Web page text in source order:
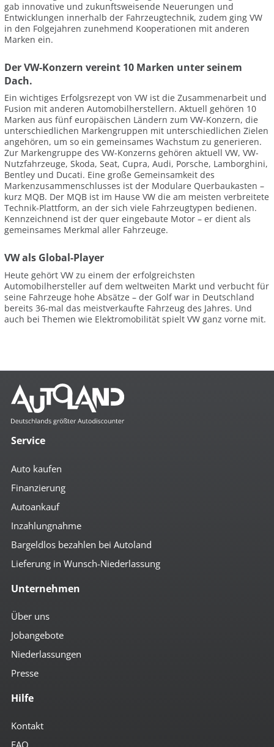
gab innovative und zukunftsweisende Neuerungen und
Entwicklungen innerhalb der Fahrzeugtechnik, zudem ging VW
in den Folgejahren zunehmend Kooperationen mit anderen
Marken ein.
Der VW-Konzern vereint 10 Marken unter seinem
Dach.
Ein wichtiges Erfolgsrezept von VW ist die Zusammenarbeit und
Fusion mit anderen Automobilherstellern. Aktuell gehören 10
Marken aus fünf europäischen Ländern zum VW-Konzern, die
unterschiedlichen Markengruppen mit unterschiedlichen Zielen
angehören, um so ein gemeinsames Wachstum zu generieren.
Zur Markengruppe des VW-Konzerns gehören aktuell VW, VW-
Nutzfahrzeuge, Skoda, Seat, Cupra, Audi, Porsche, Lamborghini,
Bentley und Ducati. Eine große Gemeinsamkeit des
Markenzusammenschlusses ist der Modulare Querbaukasten –
kurz MQB. Der MQB ist im Hause VW die am meisten verbreitete
Technik-Plattform, an der sich viele Fahrzeugtypen bedienen.
Kennzeichnend ist der quer eingebaute Motor – er dient als
gemeinsames Merkmal aller Fahrzeuge.
VW als Global-Player
Heute gehört VW zu einem der erfolgreichsten
Automobilhersteller auf dem weltweiten Markt und verbucht für
seine Fahrzeuge hohe Absätze – der Golf war in Deutschland
bereits 36-mal das meistverkaufte Fahrzeug des Jahres. Und
auch bei Themen wie Elektromobilität spielt VW ganz vorne mit.
Service
Auto kaufen
Finanzierung
Autoankauf
Inzahlungnahme
Bargeldlos bezahlen bei Autoland
Lieferung in Wunsch-Niederlassung
Unternehmen
Über uns
Jobangebote
Niederlassungen
Presse
Hilfe
Kontakt